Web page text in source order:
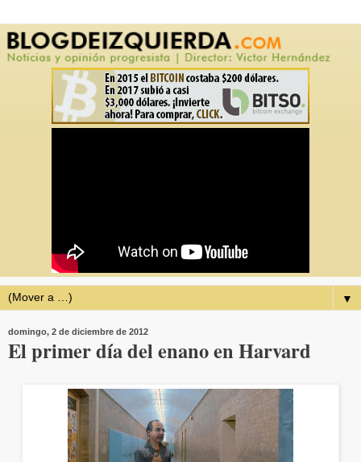
▼
domingo, 2 de diciembre de 2012
El primer día del enano en Harvard